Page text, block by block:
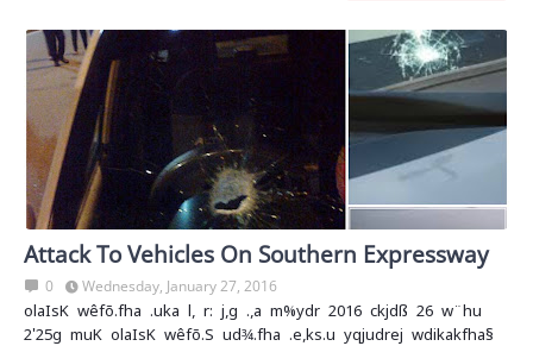
Attack To Vehicles On Southern Expressway
0
Wednesday, January 27, 2016
olaIsK wêfõ.fha .uka l, r: j,g .,a m%ydr 2016 ckjdß 26 w¨‍hu
2'25g muK olaIsK wêfõ.S ud¾.fha .e,ks.u yqjudrej wdikakfha§